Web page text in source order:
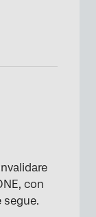
×
con
segue.